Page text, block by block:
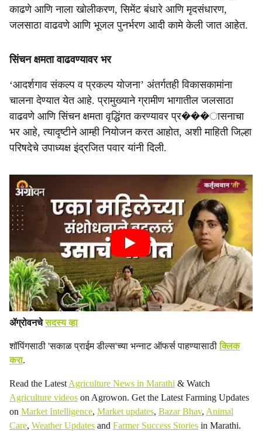
काढणे आणि नाला खोलीकरण, सिमेंट बंधारे आणि मृदसंधारण,
जलसाठा वाढवणे आणि भूजल पुनर्भरण आदी कामे केली जात आहेत.
सिंचन क्षमता वाढवण्यावर भर
‘आदर्शगाव संकल्प व प्रकल्प योजना’ अंतर्गतही विकासकामांना
चालना देण्यात येत आहे. प्रामुख्याने ग्रामीण भागातील जलसाठा
वाढवणे आणि सिंचन क्षमता वृद्धिंगत करण्यावर प्र���ासनाचा
भर आहे, त्यादृष्टीने आम्ही नियोजन करत आहोत, अशी माहिती जिल्हा
परिषदेचे उपाध्यक्ष इंद्रजित पवार यांनी दिली.
ॲग्रोवनचेसदस्य व्हा
शॉपिंगसाठी 'सकाळ प्राईम डील्स'च्या भन्नाट ऑफर्स पाहण्यासाठीक्लिक
करा.
Read the Latest Agriculture News in Marathi & Watch
Agriculture videos on Agrowon. Get the Latest Farming Updates
on Market Intelligence, Market updates, Bazar Bhav, Animal
Care, Weather Updates and Farmer Success Stories in Marathi.